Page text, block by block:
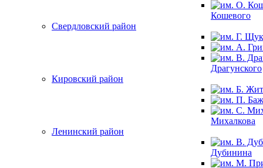
Кошевого
Свердловский район
Драгунского
Кировский район
Михалкова
Ленинский район
Дубинина